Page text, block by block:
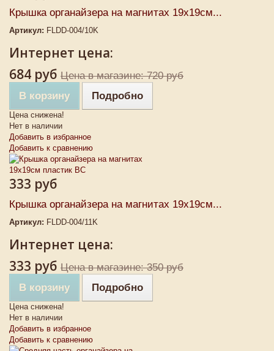
Крышка органайзера на магнитах 19х19см...
Артикул: FLDD-004/10K
Интернет цена:
684 руб Цена в магазине: 720 руб
В корзину
Подробно
Цена снижена!
Нет в наличии
Добавить в избранное
Добавить к сравнению
333 руб
Крышка органайзера на магнитах 19х19см...
Артикул: FLDD-004/11K
Интернет цена:
333 руб Цена в магазине: 350 руб
В корзину
Подробно
Цена снижена!
Нет в наличии
Добавить в избранное
Добавить к сравнению